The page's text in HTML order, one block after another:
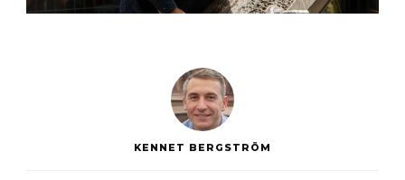
KENNET BERGSTRÖM